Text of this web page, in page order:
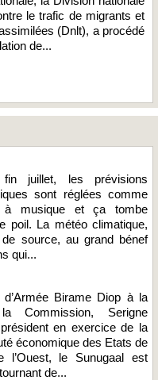
le trafic de migrants et
(Dnlt), a procédé
de...
juillet, les prévisions
sont réglées comme
à musique et ça tombe
poil. La météo climatique,
source, au grand bénef
qui...
d’Armée Birame Diop à la
Commission, Serigne
en exercice de la
économique des Etats de
l’Ouest, le Sunugaal est
de...